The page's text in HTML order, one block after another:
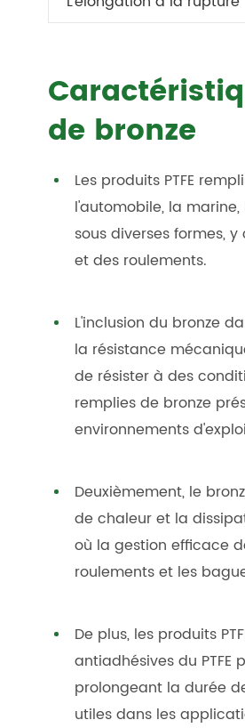
de bronze
Les produits PTFE
l'automobile, la
sous diverses formes,
et des roulements.
L'inclusion du bronze
la résistance
de résister à des
remplies de bronze
environnements
Deuxièmement, le
de chaleur et la
où la gestion efficace
roulements et les
De plus, les produits
antiadhésives du
prolongeant la durée
utiles dans les